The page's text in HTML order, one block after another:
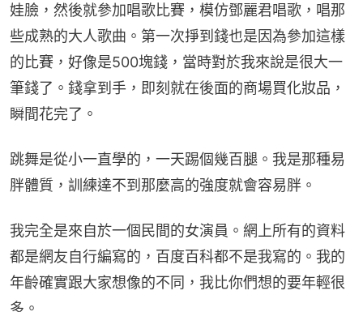
娃臉，然後就參加唱歌比賽，模仿鄧麗君唱歌，唱那
些成熟的大人歌曲。第一次掙到錢也是因為參加這樣
的比賽，好像是500塊錢，當時對於我來說是很大一
筆錢了。錢拿到手，即刻就在後面的商場買化妝品，
瞬間花完了。
跳舞是從小一直學的，一天踢個幾百腿。我是那種易
胖體質，訓練達不到那麼高的強度就會容易胖。
我完全是來自於一個民間的女演員。網上所有的資料
都是網友自行編寫的，百度百科都不是我寫的。我的
年齡確實跟大家想像的不同，我比你們想的要年輕很
多。